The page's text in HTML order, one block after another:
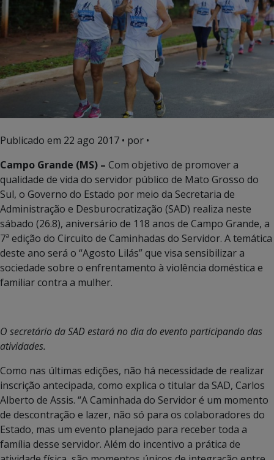
Publicado em 22 ago 2017 • por •
Campo Grande (MS) – Com objetivo de promover a
qualidade de vida do servidor público de Mato Grosso do
Sul, o Governo do Estado por meio da Secretaria de
Administração e Desburocratização (SAD) realiza neste
sábado (26.8), aniversário de 118 anos de Campo Grande, a
7ª edição do Circuito de Caminhadas do Servidor. A temática
deste ano será o “Agosto Lilás” que visa sensibilizar a
sociedade sobre o enfrentamento à violência doméstica e
familiar contra a mulher.
O secretário da SAD estará no dia do evento participando das
atividades.
Como nas últimas edições, não há necessidade de realizar
inscrição antecipada, como explica o titular da SAD, Carlos
Alberto de Assis. “A Caminhada do Servidor é um momento
de descontração e lazer, não só para os colaboradores do
Estado, mas um evento planejado para receber toda a
família desse servidor. Além do incentivo a prática de